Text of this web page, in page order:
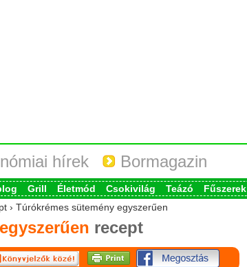
hírek Bormagazin
Grill Életmód Csokivilág Teázó Fűszerek
› Túrókrémes sütemény egyszerűen
recept